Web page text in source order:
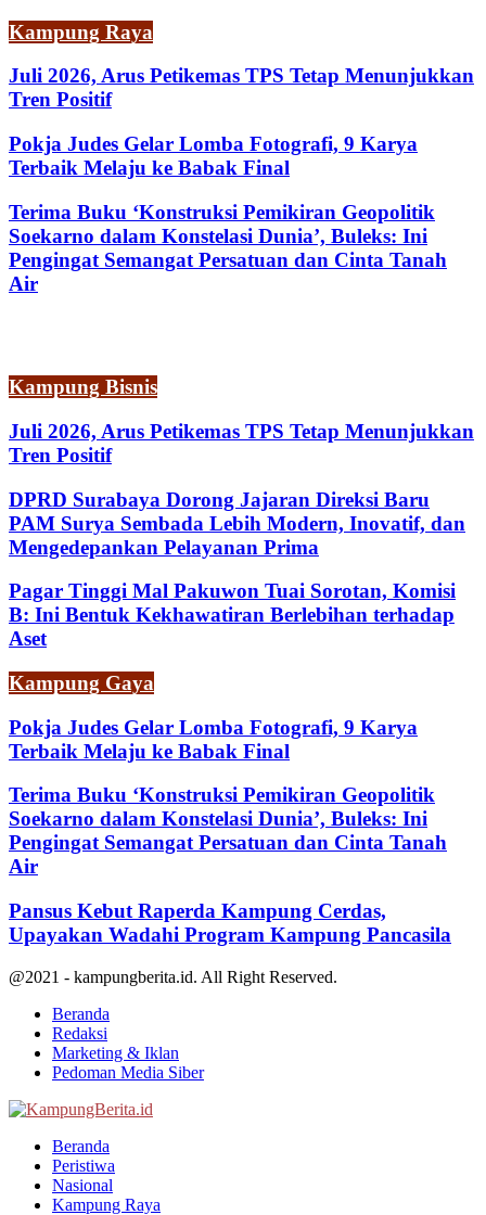
Kampung Raya
Juli 2026, Arus Petikemas TPS Tetap Menunjukkan
Tren Positif
Pokja Judes Gelar Lomba Fotografi, 9 Karya
Terbaik Melaju ke Babak Final
Terima Buku ‘Konstruksi Pemikiran Geopolitik
Soekarno dalam Konstelasi Dunia’, Buleks: Ini
Pengingat Semangat Persatuan dan Cinta Tanah
Air
Kampung Bisnis
Juli 2026, Arus Petikemas TPS Tetap Menunjukkan
Tren Positif
DPRD Surabaya Dorong Jajaran Direksi Baru
PAM Surya Sembada Lebih Modern, Inovatif, dan
Mengedepankan Pelayanan Prima
Pagar Tinggi Mal Pakuwon Tuai Sorotan, Komisi
B: Ini Bentuk Kekhawatiran Berlebihan terhadap
Aset
Kampung Gaya
Pokja Judes Gelar Lomba Fotografi, 9 Karya
Terbaik Melaju ke Babak Final
Terima Buku ‘Konstruksi Pemikiran Geopolitik
Soekarno dalam Konstelasi Dunia’, Buleks: Ini
Pengingat Semangat Persatuan dan Cinta Tanah
Air
Pansus Kebut Raperda Kampung Cerdas,
Upayakan Wadahi Program Kampung Pancasila
@2021 - kampungberita.id. All Right Reserved.
Beranda
Redaksi
Marketing & Iklan
Pedoman Media Siber
Beranda
Peristiwa
Nasional
Kampung Raya